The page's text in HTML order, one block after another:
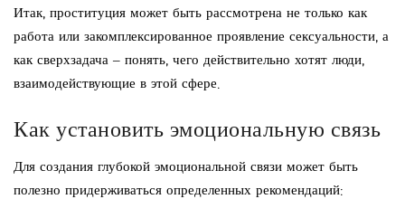
Итак, проституция может быть рассмотрена не только как
работа или закомплексированное проявление сексуальности, а
как сверхзадача – понять, чего действительно хотят люди,
взаимодействующие в этой сфере.
Как установить эмоциональную связь
Для создания глубокой эмоциональной связи может быть
полезно придерживаться определенных рекомендаций: